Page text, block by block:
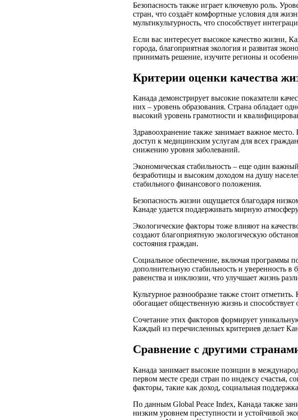
Безопасность также играет ключевую роль.
стран, что создаёт комфортные условия для
мультикультурность, что способствует
Если вас интересует высокое качество жизни,
города, благоприятная экология и развитая
принимать решение, изучите регионы и
Критерии оценки качества
Канада демонстрирует высокие показатели
них – уровень образования. Страна обладает
высокий уровень грамотности и
Здравоохранение также занимает важное место.
доступ к медицинским услугам для всех
снижению уровня заболеваний.
Экономическая стабильность – еще один
безработицы и высоким доходом на душу
стабильного финансового положения.
Безопасность жизни ощущается благодаря
Канаде удается поддерживать мирную
Экологические факторы тоже влияют на
создают благоприятную экологическую
состояния граждан.
Социальное обеспечение, включая программы
дополнительную стабильность и уверенность в
равенства и инклюзии, что улучшает жизнь
Культурное разнообразие также стоит
обогащает общественную жизнь и
Сочетание этих факторов формирует
Каждый из перечисленных критериев делает
Сравнение с другими
Канада занимает высокие позиции в
первом месте среди стран по индексу счастья,
факторы, такие как доход, социальная
По данным Global Peace Index, Канада также
низким уровнем преступности и устойчивой